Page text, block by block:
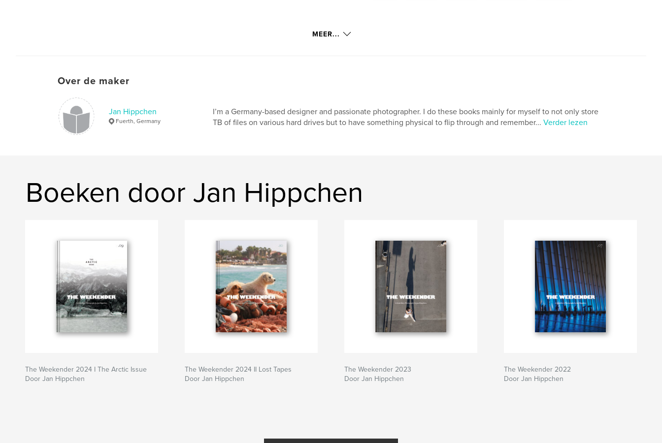
MEER...
Over de maker
Jan Hippchen
Fuerth, Germany
I’m a Germany-based designer and passionate photographer. I do these books mainly for myself to not only store
TB of files on various hard drives but to have something physical to flip through and remember... Verder lezen
Boeken door Jan Hippchen
The Weekender 2024 I The Arctic Issue
Door Jan Hippchen
The Weekender 2024 II Lost Tapes
Door Jan Hippchen
The Weekender 2023
Door Jan Hippchen
The Weekender 2022
Door Jan Hippchen